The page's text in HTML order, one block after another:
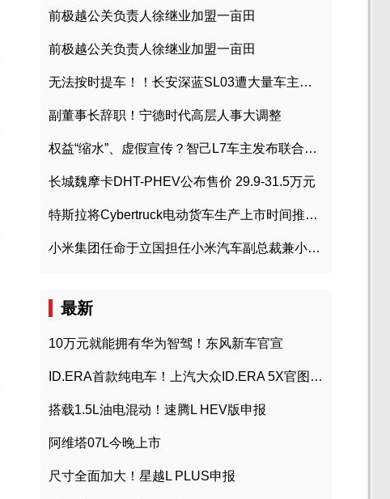
前极越公关负责人徐继业加盟一亩田
前极越公关负责人徐继业加盟一亩田
无法按时提车！！长安深蓝SL03遭大量车主投诉
副董事长辞职！宁德时代高层人事大调整
权益“缩水”、虚假宣传？智己L7车主发布联合维权声明
长城魏摩卡DHT-PHEV公布售价 29.9-31.5万元
特斯拉将Cybertruck电动货车生产上市时间推迟到2023年初
小米集团任命于立国担任小米汽车副总裁兼小米汽车北京总部政委
最新
10万元就能拥有华为智驾！东风新车官宣
ID.ERA首款纯电车！上汽大众ID.ERA 5X官图发布
搭载1.5L油电混动！速腾L HEV版申报
阿维塔07L今晚上市
尺寸全面加大！星越L PLUS申报